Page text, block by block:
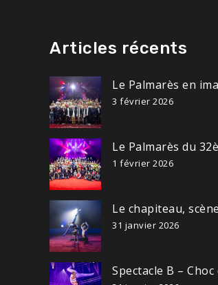
Articles récents
Le Palmarès en
3 février 2026
Le Palmarès du
1 février 2026
Le chapiteau,
31 janvier 2026
Spectacle B – Choc